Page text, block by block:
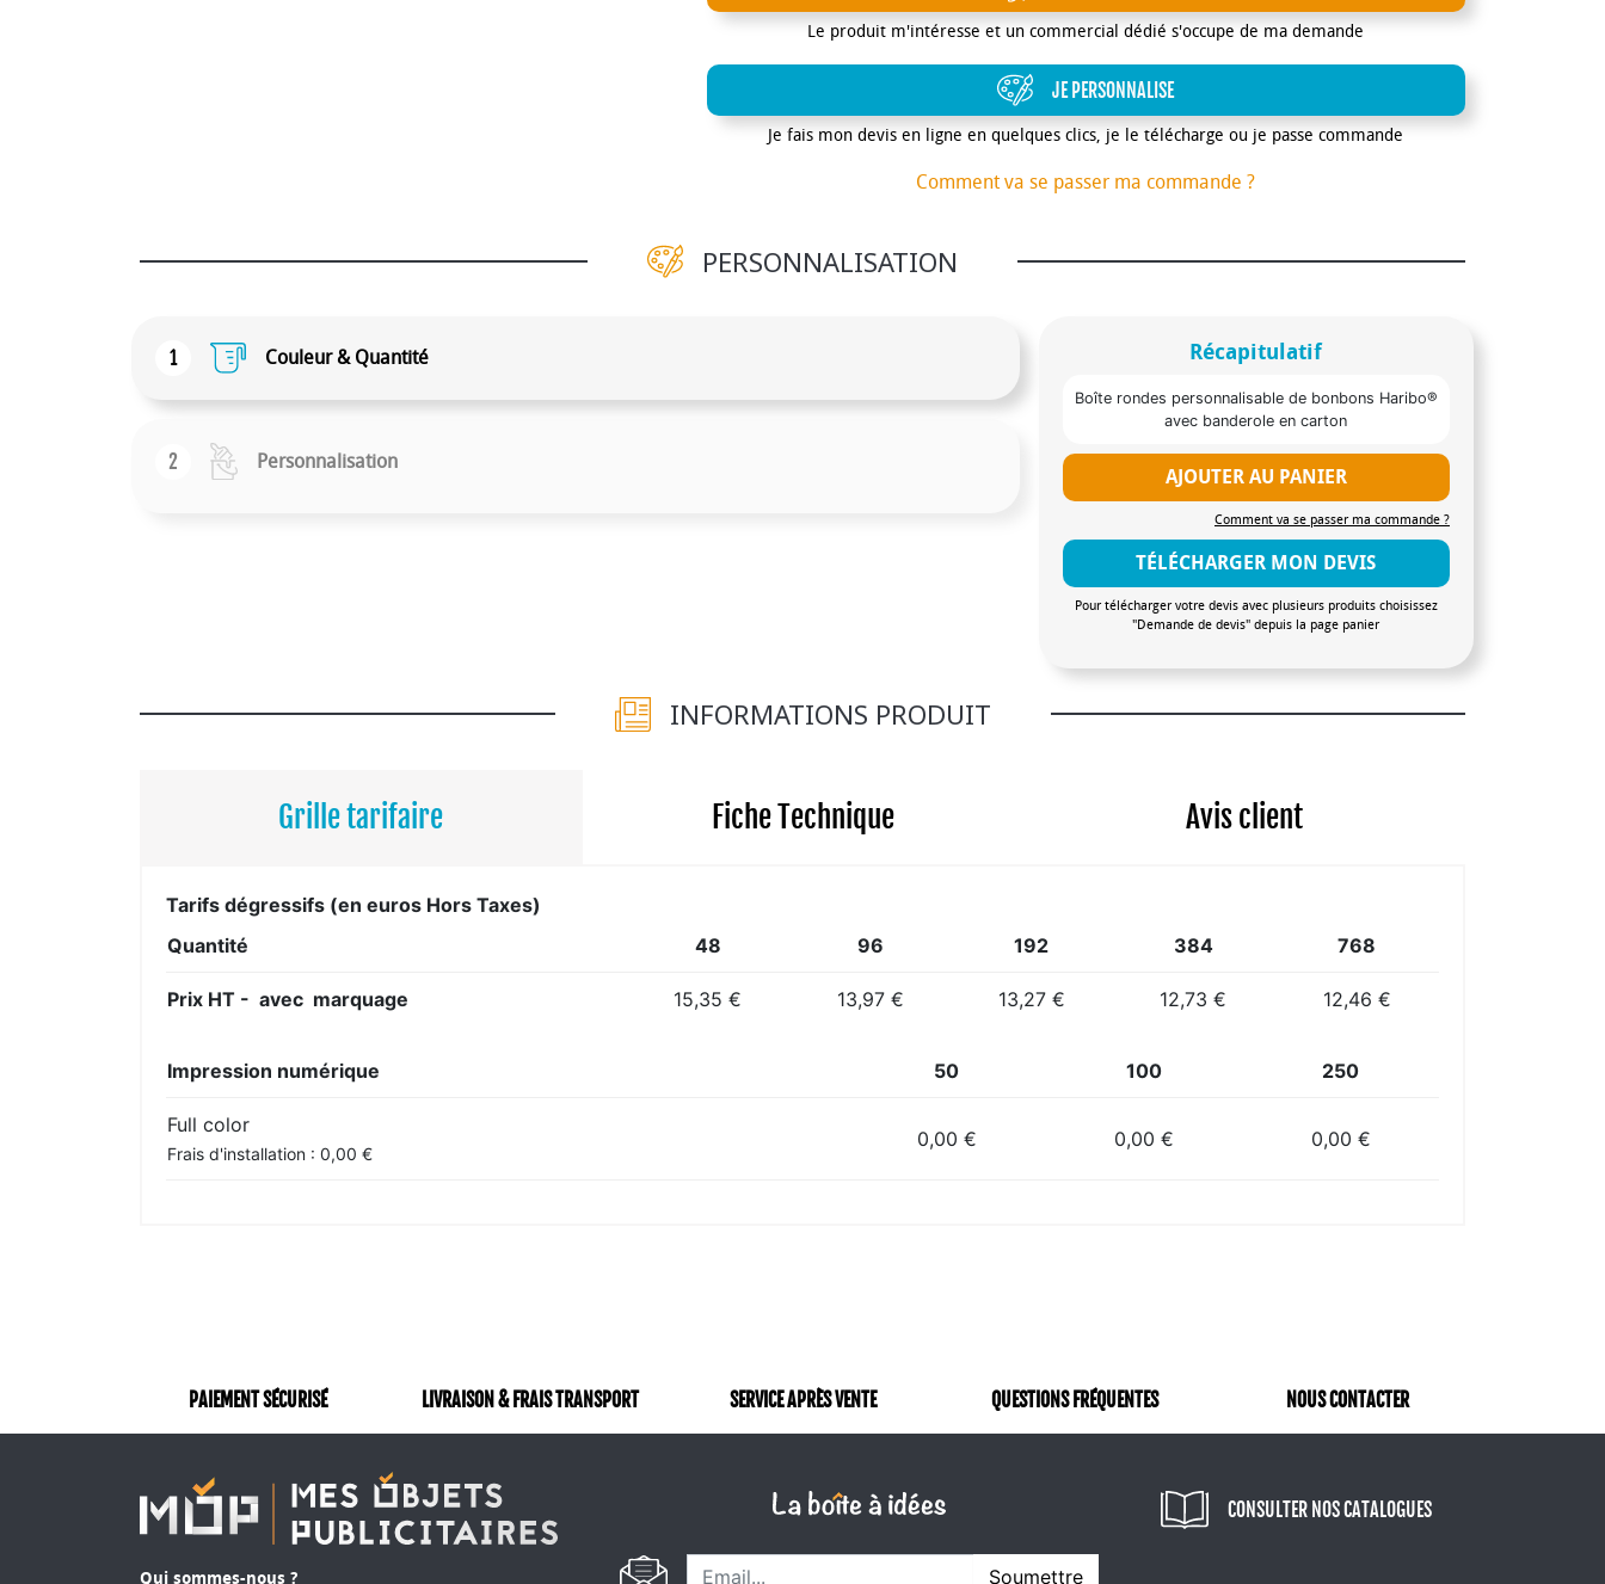
Le produit m'intéresse et un commercial dédié s'occupe de ma demande
JE PERSONNALISE
Je fais mon devis en ligne en quelques clics, je le télécharge ou je passe commande
Comment va se passer ma commande ?
PERSONNALISATION
1 Couleur & Quantité
2 Personnalisation
Récapitulatif
Boîte rondes personnalisable de bonbons Haribo®
avec banderole en carton
AJOUTER AU PANIER
Comment va se passer ma commande ?
TÉLÉCHARGER MON DEVIS
Pour télécharger votre devis avec plusieurs produits choisissez
"Demande de devis" depuis la page panier
INFORMATIONS PRODUIT
Grille tarifaire Fiche Technique Avis client
Tarifs dégressifs (en euros Hors Taxes)
Quantité
48 96 192 384 768
Prix HT - avec marquage 15,35 € 13,97 € 13,27 € 12,73 € 12,46 €
Impression numérique 50 100 250
Full color
Frais d'installation : 0,00 €
0,00 € 0,00 € 0,00 €
PAIEMENT SÉCURISÉ LIVRAISON & FRAIS TRANSPORT SERVICE APRÈS VENTE QUESTIONS FRÉQUENTES NOUS CONTACTER
Qui sommes-nous ? Soumettre
CONSULTER NOS CATALOGUES